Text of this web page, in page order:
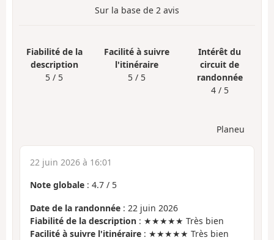
Sur la base de 2 avis
Fiabilité de la
description
5 / 5
Facilité à suivre
l'itinéraire
5 / 5
Intérêt du
circuit de
randonnée
4 / 5
Planeu
22 juin 2026 à 16:01
Note globale : 4.7 / 5
Date de la randonnée : 22 juin 2026
Fiabilité de la description : ★★★★★ Très bien
Facilité à suivre l'itinéraire : ★★★★★ Très bien